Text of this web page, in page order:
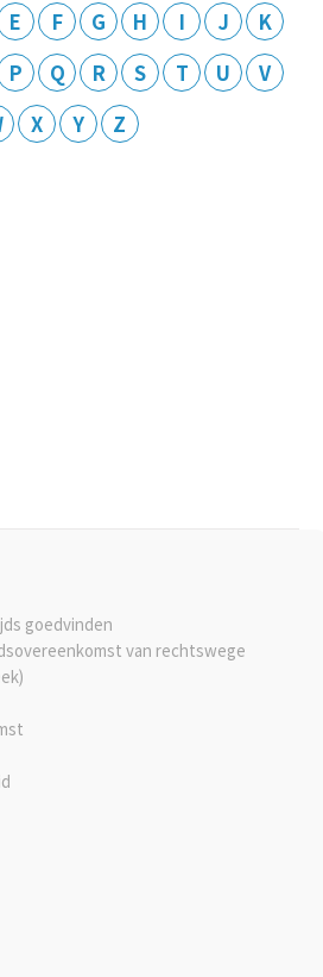
E F G H I J
K
P Q R S T U
V
X Y Z
goedvinden
van rechtswege